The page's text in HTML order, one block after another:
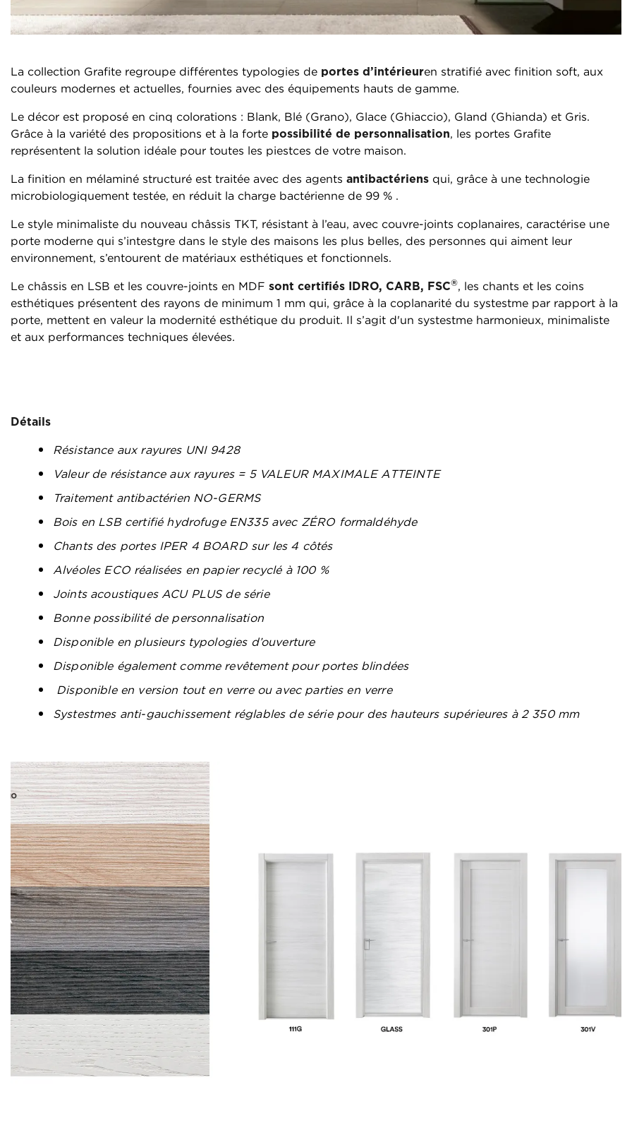
La collection Grafite regroupe différentes typologies de portes d’intérieuren stratifié avec finition soft, aux
couleurs modernes et actuelles, fournies avec des équipements hauts de gamme.
Le décor est proposé en cinq colorations : Blank, Blé (Grano), Glace (Ghiaccio), Gland (Ghianda) et Gris.
Grâce à la variété des propositions et à la forte possibilité de personnalisation, les portes Grafite
représentent la solution idéale pour toutes les piestces de votre maison.
La finition en mélaminé structuré est traitée avec des agents antibactériens qui, grâce à une technologie
microbiologiquement testée, en réduit la charge bactérienne de 99 % .
Le style minimaliste du nouveau châssis TKT, résistant à l’eau, avec couvre-joints coplanaires, caractérise une
porte moderne qui s’intestgre dans le style des maisons les plus belles, des personnes qui aiment leur
environnement, s’entourent de matériaux esthétiques et fonctionnels.
Le châssis en LSB et les couvre-joints en MDF sont certifiés IDRO, CARB, FSC®, les chants et les coins
esthétiques présentent des rayons de minimum 1 mm qui, grâce à la coplanarité du systestme par rapport à la
porte, mettent en valeur la modernité esthétique du produit. Il s’agit d'un systestme harmonieux, minimaliste
et aux performances techniques élevées.
Détails
Résistance aux rayures UNI 9428
Valeur de résistance aux rayures = 5 VALEUR MAXIMALE ATTEINTE
Traitement antibactérien NO-GERMS
Bois en LSB certifié hydrofuge EN335 avec ZÉRO formaldéhyde
Chants des portes IPER 4 BOARD sur les 4 côtés
Alvéoles ECO réalisées en papier recyclé à 100 %
Joints acoustiques ACU PLUS de série
Bonne possibilité de personnalisation
Disponible en plusieurs typologies d’ouverture
Disponible également comme revêtement pour portes blindées
Disponible en version tout en verre ou avec parties en verre
Systestmes anti-gauchissement réglables de série pour des hauteurs supérieures à 2 350 mm